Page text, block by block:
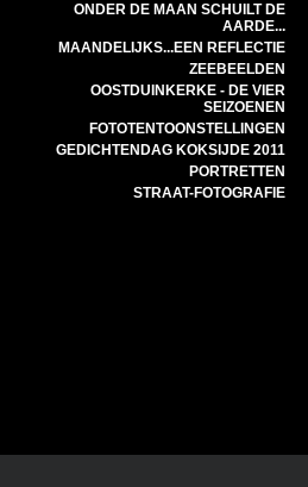
ONDER DE MAAN SCHUILT DE
AARDE...
MAANDELIJKS...EEN REFLECTIE
ZEEBEELDEN
OOSTDUINKERKE - DE VIER
SEIZOENEN
FOTOTENTOONSTELLINGEN
GEDICHTENDAG KOKSIJDE 2011
PORTRETTEN
STRAAT-FOTOGRAFIE